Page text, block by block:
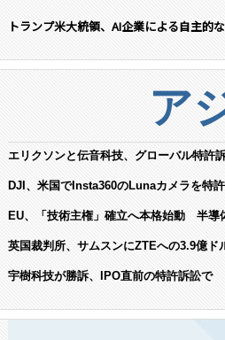
トランプ米大統領、AI企業による自主的
ア
エリクソンと伝音科技、グローバル特許
DJI、米国でInsta360のLunaカメラを特
EU、「技術主権」確立へ本格始動 半導
英国裁判所、サムスンにZTEへの3.9億
宇樹科技が勝訴、IPO直前の特許訴訟で